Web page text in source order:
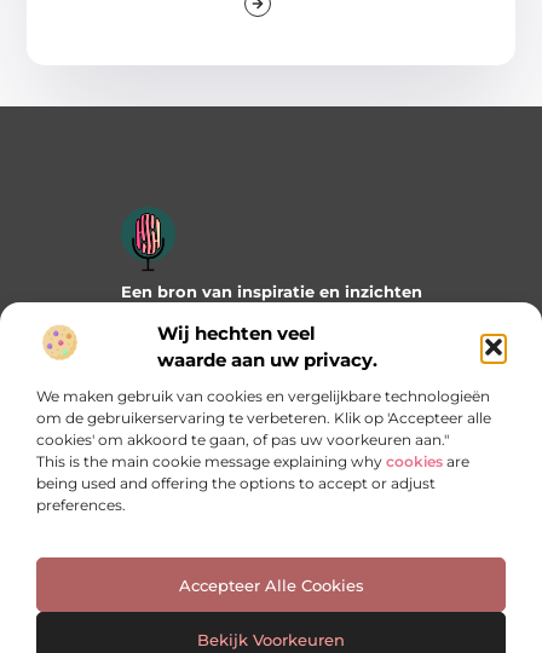
Wij hechten veel
waarde aan uw privacy.
We maken gebruik van cookies en vergelijkbare technologieën
om de gebruikerservaring te verbeteren. Klik op 'Accepteer alle
cookies' om akkoord te gaan, of pas uw voorkeuren aan."
This is the main cookie message explaining why cookies are
being used and offering the options to accept or adjust
preferences.
Accepteer Alle Cookies
Bekijk Voorkeuren
Een bron van inspiratie en inzichten
praktische tips en verrassende invalshoeken die je verder
helpen. Laat je inspireren door wat mogelijk is!
Bericht categorie
Onze informatie